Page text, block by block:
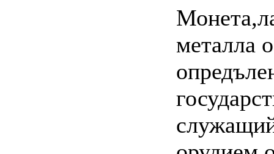
металла